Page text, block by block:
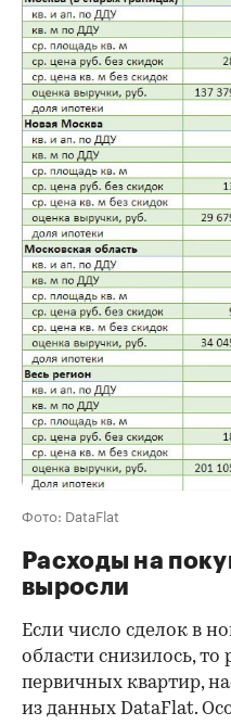
Фото: DataFlat
Расходы на
выросли
Если число сделок в
области снизилось,
первичных квартир,
из данных DataFlat.